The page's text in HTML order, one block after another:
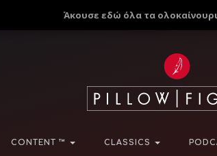
Άκουσε εδώ όλα τα
CONTENT ™ CLASSICS